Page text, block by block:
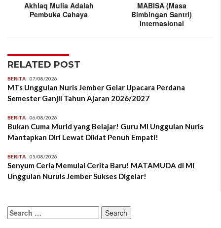
Akhlaq Mulia Adalah
Pembuka Cahaya
MABISA (Masa
Bimbingan Santri)
Internasional
RELATED POST
BERITA 07/08/2026
MTs Unggulan Nuris Jember Gelar Upacara Perdana
Semester Ganjil Tahun Ajaran 2026/2027
BERITA 06/08/2026
Bukan Cuma Murid yang Belajar! Guru MI Unggulan Nuris
Mantapkan Diri Lewat Diklat Penuh Empati!
BERITA 05/08/2026
Senyum Ceria Memulai Cerita Baru! MATAMUDA di MI
Unggulan Nuruis Jember Sukses Digelar!
Search
for: